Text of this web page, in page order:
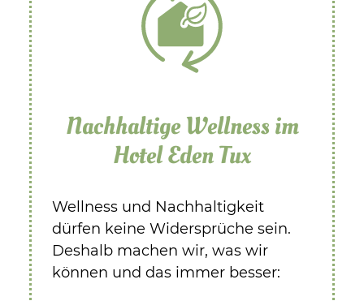
Nachhaltige Wellness im
Hotel Eden Tux
Wellness und Nachhaltigkeit
dürfen keine Widersprüche sein.
Deshalb machen wir, was wir
können und das immer besser: